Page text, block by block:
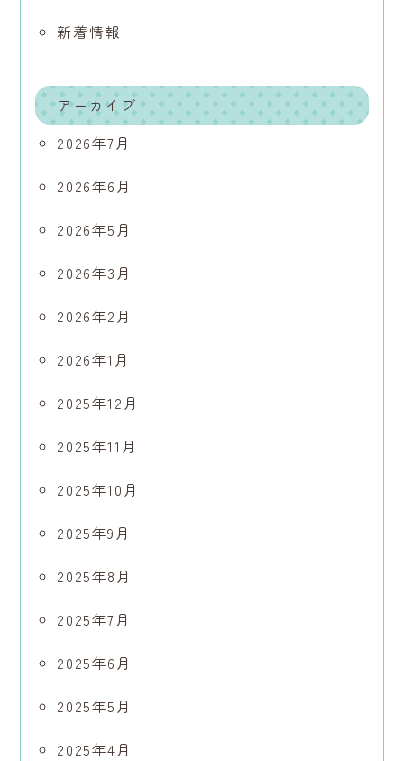
新着情報
アーカイブ
2026年7月
2026年6月
2026年5月
2026年3月
2026年2月
2026年1月
2025年12月
2025年11月
2025年10月
2025年9月
2025年8月
2025年7月
2025年6月
2025年5月
2025年4月